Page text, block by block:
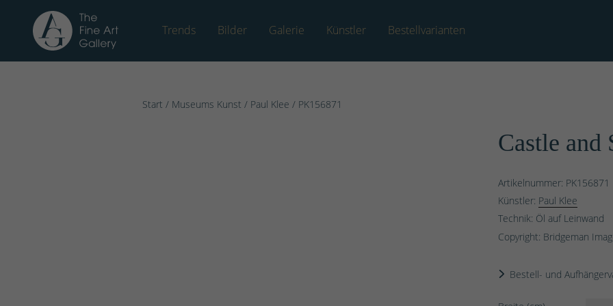
Trends Bilder Galerie Künstler Bestellvarianten
Start / Museums Kunst / Paul Klee / PK156871
Castle and
Artikelnummer: PK156871
Künstler: Paul Klee
Technik: Öl auf Leinwand
Copyright: Bridgeman
Bestell- und